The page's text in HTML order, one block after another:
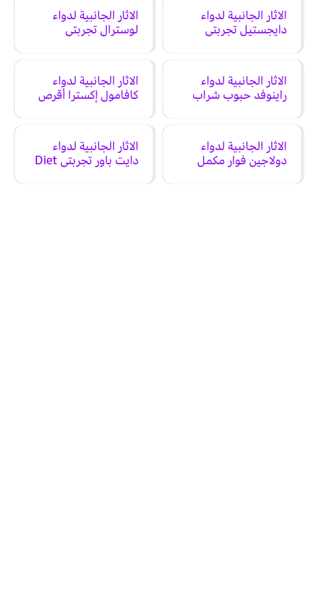
الاثار الجانبية لدواء
دايجستيل تجربتي
الاثار الجانبية لدواء
لوسترال تجربتي
الاثار الجانبية لدواء
راينوفد حبوب شراب
Tablet Syrup
الاثار الجانبية لدواء
كافامول إكسترا أقرص
Cafamol Extra
الاثار الجانبية لدواء
دولاجين فوار مكمل
الاثار الجانبية لدواء
دايت باور تجربتي Diet